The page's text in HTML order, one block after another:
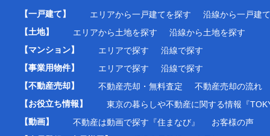
【一戸建て】 エリアから一戸建てを探す
沿線から一戸建
【土地】
エリアから土地を探す
沿線から土地を探す
【マンション】
エリアで探す
沿線で探す
【事業用物件】
エリアで探す
沿線で探す
【不動産売却】
不動産売却・無料査定
不動産売却の流れ
【お役立ち情報】
東京の暮らしや不動産に関する情報『
【動画】
不動産は動画で探す『住まなび』
お客様の声